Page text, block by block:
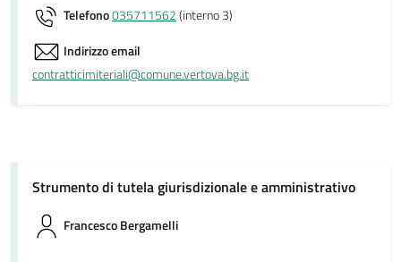
Telefono035711562(interno 3)
Indirizzo email
contratticimiteriali@comune.vertova.bg.it
Strumento di tutela giurisdizionale e amministrativo
Francesco Bergamelli